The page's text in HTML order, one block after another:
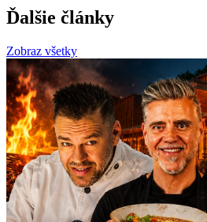
Ďalšie články
Zobraz všetky